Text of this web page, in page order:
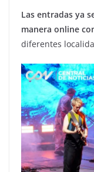
Las entradas ya
manera online
diferentes